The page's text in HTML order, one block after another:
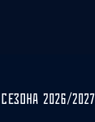
2026/2027